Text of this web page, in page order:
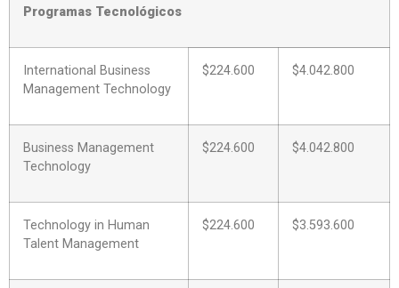
Programas Tecnológicos
International Business
Management Technology
$224.600 $4.042.800
Business Management
Technology
$224.600 $4.042.800
Technology in Human
Talent Management
$224.600 $3.593.600